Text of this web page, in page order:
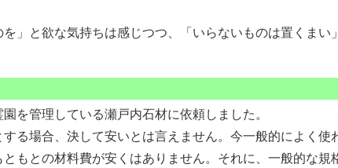
」と欲な気持ちは感じつつ、「いらないものは置くまい」
を管理している瀬戸内石材に依頼しました。
る場合、決して安いとは言えません。今一般的によく使
もとの材料費が安くはありません。それに、一般的な規